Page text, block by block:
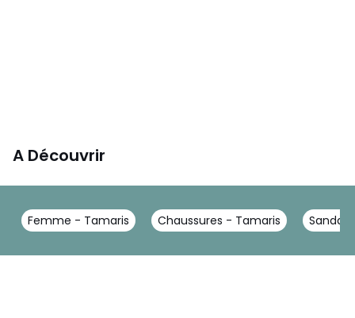
A Découvrir
Femme - Tamaris Chaussures - Tamaris